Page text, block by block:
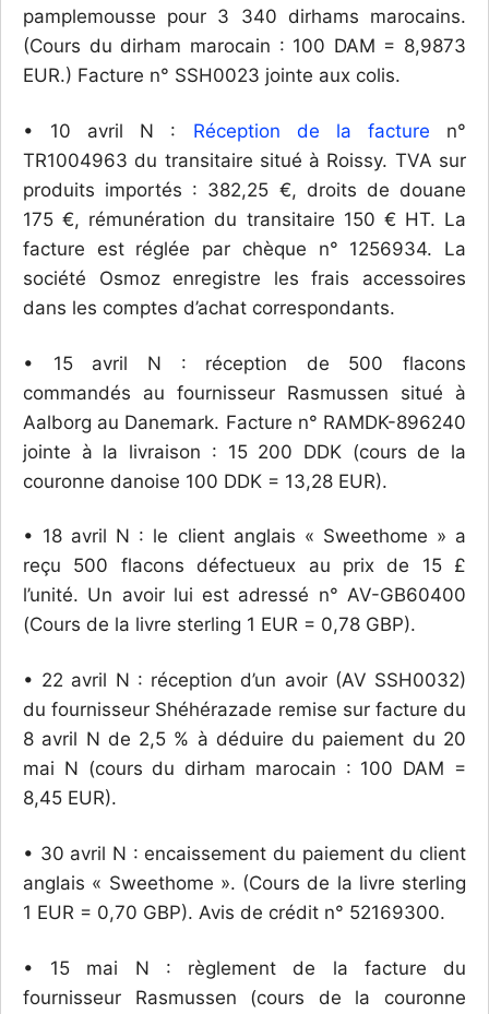
pamplemousse pour 3 340 dirhams marocains.
(Cours du dirham marocain : 100 DAM = 8,9873
EUR.) Facture n° SSH0023 jointe aux colis.
• 10 avril N : Réception de la facture n°
TR1004963 du transitaire situé à Roissy. TVA sur
produits importés : 382,25 €, droits de douane
175 €, rémunération du transitaire 150 € HT. La
facture est réglée par chèque n° 1256934. La
société Osmoz enregistre les frais accessoires
dans les comptes d’achat correspondants.
• 15 avril N : réception de 500 flacons
commandés au fournisseur Rasmussen situé à
Aalborg au Danemark. Facture n° RAMDK-896240
jointe à la livraison : 15 200 DDK (cours de la
couronne danoise 100 DDK = 13,28 EUR).
• 18 avril N : le client anglais « Sweethome » a
reçu 500 flacons défectueux au prix de 15 £
l’unité. Un avoir lui est adressé n° AV-GB60400
(Cours de la livre sterling 1 EUR = 0,78 GBP).
• 22 avril N : réception d’un avoir (AV SSH0032)
du fournisseur Shéhérazade remise sur facture du
8 avril N de 2,5 % à déduire du paiement du 20
mai N (cours du dirham marocain : 100 DAM =
8,45 EUR).
• 30 avril N : encaissement du paiement du client
anglais « Sweethome ». (Cours de la livre sterling
1 EUR = 0,70 GBP). Avis de crédit n° 52169300.
• 15 mai N : règlement de la facture du
fournisseur Rasmussen (cours de la couronne